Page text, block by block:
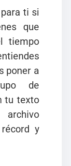
ti si
que
tiempo
poner a
de
tu texto
y